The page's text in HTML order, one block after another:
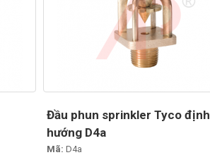
Đầu phun sprinkler Tyco định
hướng D4a
Mã: D4a